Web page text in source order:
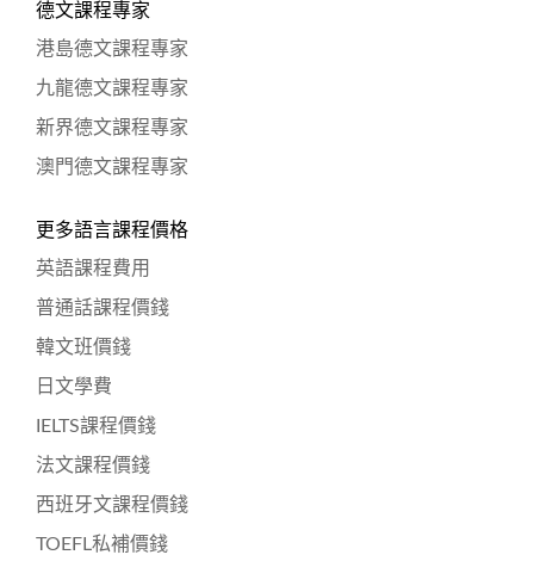
德文課程專家
港島德文課程專家
九龍德文課程專家
新界德文課程專家
澳門德文課程專家
更多語言課程價格
英語課程費用
普通話課程價錢
韓文班價錢
日文學費
IELTS課程價錢
法文課程價錢
西班牙文課程價錢
TOEFL私補價錢